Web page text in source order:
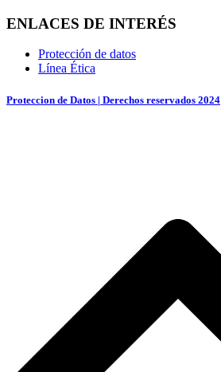
ENLACES DE INTERÉS
Protección de datos
Línea Ética
Proteccion de Datos | Derechos reservados 2024